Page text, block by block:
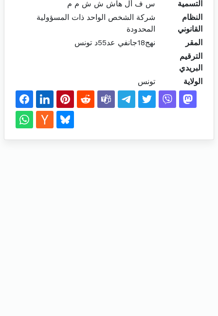
التسمية
س ف أل هاش ش ش م م
النظام
القانوني
شركة الشخص الواحد ذات المسؤولية
المحدودة
المقر
نهج18جانفي عد55د تونس
الترقيم
البريدي
الولاية
تونس